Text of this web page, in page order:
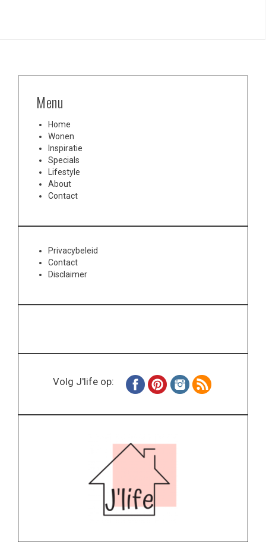
Menu
Home
Wonen
Inspiratie
Specials
Lifestyle
About
Contact
Privacybeleid
Contact
Disclaimer
Volg J'life op: